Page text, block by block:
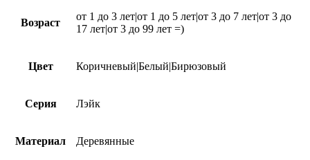
Возраст
от 1 до 3 лет|от 1 до 5 лет|от 3 до 7 лет|от 3 до
17 лет|от 3 до 99 лет =)
Цвет Коричневый|Белый|Бирюзовый
Серия Лэйк
Материал Деревянные